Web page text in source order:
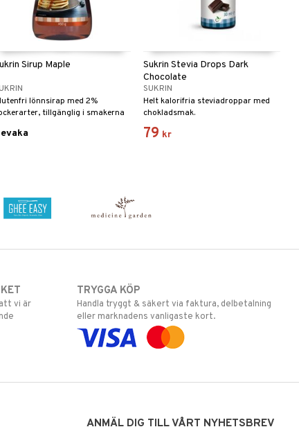
Sirup Maple
lönnsirap med 2%
tillgänglig i smakerna
Sukrin Stevia Drops Dark
Chocolate
SUKRIN
Helt kalorifria steviadroppar med
chokladsmak.
79 kr
vi är
TRYGGA KÖP
Handla tryggt & säkert via faktura, delbetalning
eller marknadens vanligaste kort.
ANMÄL DIG TILL VÅRT NYHETSBREV